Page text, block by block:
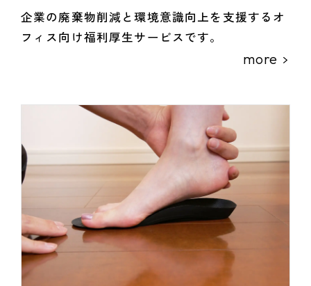
企業の廃棄物削減と環境意識向上を支援するオ
フィス向け福利厚生サービスです。
more